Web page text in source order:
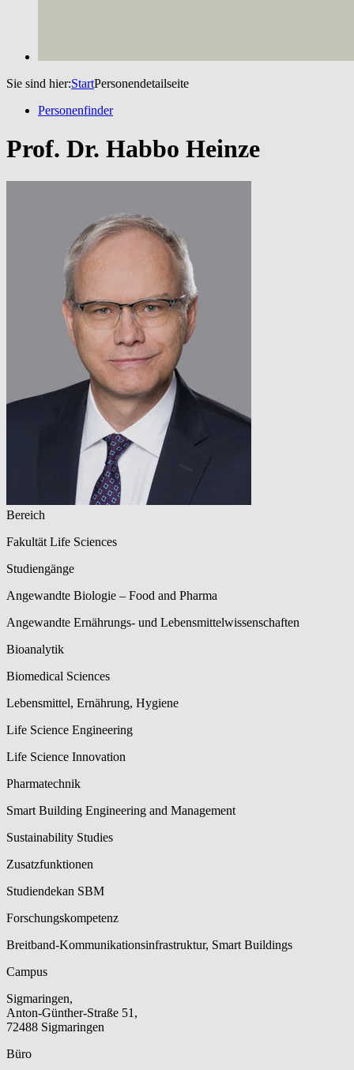
Sie sind hier:StartPersonendetailseite
Personenfinder
Prof. Dr. Habbo Heinze
Bereich
Fakultät Life Sciences
Studiengänge
Angewandte Biologie – Food and Pharma
Angewandte Ernährungs- und Lebensmittelwissenschaften
Bioanalytik
Biomedical Sciences
Lebensmittel, Ernährung, Hygiene
Life Science Engineering
Life Science Innovation
Pharmatechnik
Smart Building Engineering and Management
Sustainability Studies
Zusatzfunktionen
Studiendekan SBM
Forschungskompetenz
Breitband-Kommunikationsinfrastruktur, Smart Buildings
Campus
Sigmaringen,
Anton-Günther-Straße 51,
72488 Sigmaringen
Büro